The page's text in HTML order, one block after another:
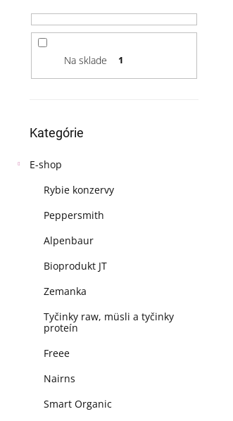
a
n
Na sklade 1
kategórie
Kategórie
E-shop
Rybie konzervy
Peppersmith
Alpenbaur
Bioprodukt JT
Zemanka
Tyčinky raw, müsli a tyčinky
proteín
Freee
Nairns
Smart Organic